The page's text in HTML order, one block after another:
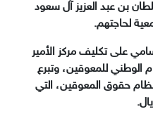
بن عبد العزيز آل سعود
لحاجتهم.
على تكليف مركز الأمير
الوطني للمعوقين، وتبرع
حقوق المعوقين، التي